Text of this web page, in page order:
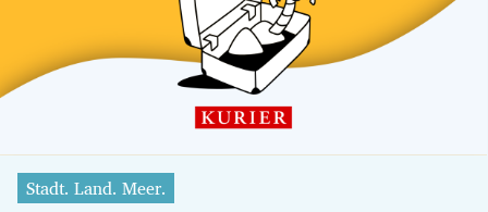
Stadt. Land. Meer.